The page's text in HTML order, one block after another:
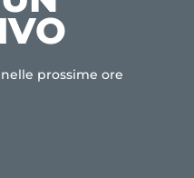
prossime ore